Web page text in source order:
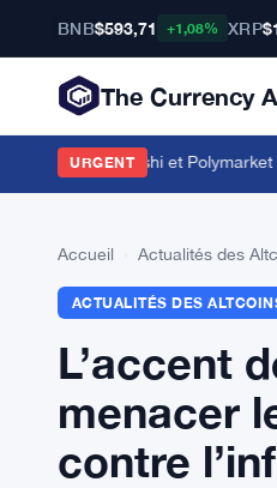
BNB$593,71 +1,08% XRP
The Currency
URGENT
avec Kalshi et Polymarket
Accueil Actualités des
ACTUALITÉS DES
L’accent
menacer
contre